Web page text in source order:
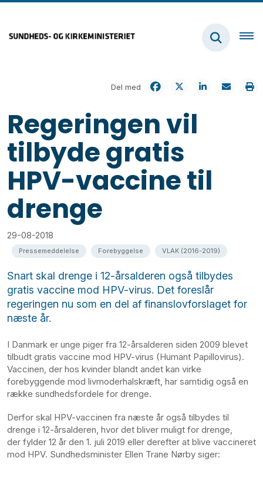
Del med
Regeringen vil
tilbyde gratis
HPV-vaccine til
drenge
29-08-2018
Pressemeddelelse Forebyggelse VLAK (2016-2019)
Snart skal drenge i 12-årsalderen også tilbydes
gratis vaccine mod HPV-virus. Det foreslår
regeringen nu som en del af finanslovforslaget for
næste år.
I Danmark er unge piger fra 12-årsalderen siden 2009 blevet
tilbudt gratis vaccine mod HPV-virus (Humant Papillovirus).
Vaccinen, der hos kvinder blandt andet kan virke
forebyggende mod livmoderhalskræft, har samtidig også en
række sundhedsfordele for drenge.
Derfor skal HPV-vaccinen fra næste år også tilbydes til
drenge i 12-årsalderen, hvor det bliver muligt for drenge,
der fylder 12 år den 1. juli 2019 eller derefter at blive vaccineret
mod HPV. Sundhedsminister Ellen Trane Nørby siger: